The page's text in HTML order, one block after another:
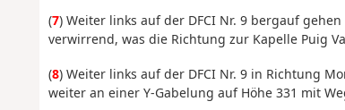
(7) Weiter links auf der DFCI Nr. 9 bergauf
verwirrend, was die Richtung zur Kapelle Puig
(8) Weiter links auf der DFCI Nr. 9 in Richtung
weiter an einer Y-Gabelung auf Höhe 331 mit